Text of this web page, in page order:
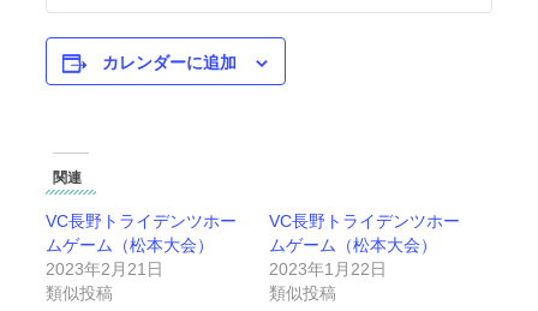
カレンダーに追加
関連
VC長野トライデンツホー
ムゲーム（松本大会）
2023年2月21日
類似投稿
VC長野トライデンツホー
ムゲーム（松本大会）
2023年1月22日
類似投稿